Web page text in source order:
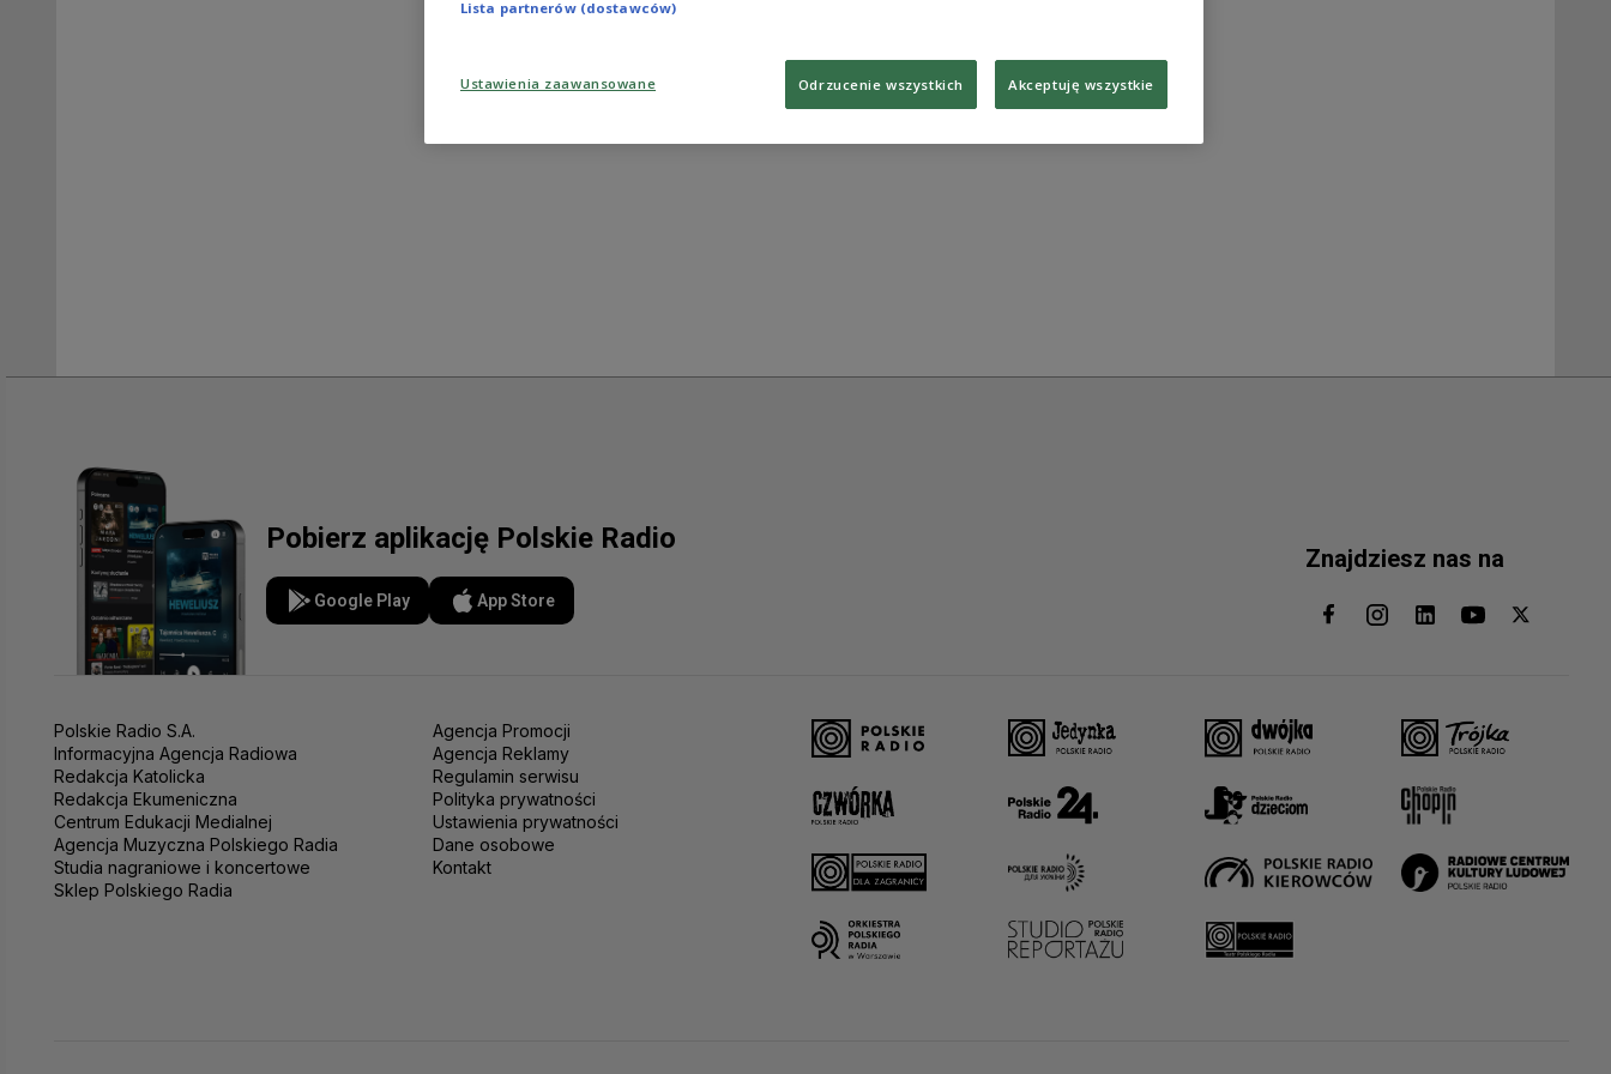
Pobierz aplikację Polskie Radio
Google Play App Store
Znajdziesz nas na
Polskie Radio S.A.
Informacyjna Agencja Radiowa
Redakcja Katolicka
Redakcja Ekumeniczna
Centrum Edukacji Medialnej
Agencja Muzyczna Polskiego Radia
Studia nagraniowe i koncertowe
Sklep Polskiego Radia
Agencja Promocji
Agencja Reklamy
Regulamin serwisu
Polityka prywatności
Ustawienia prywatności
Dane osobowe
Kontakt
Lista partnerów (dostawców)
Ustawienia zaawansowane Odrzucenie wszystkich Akceptuję wszystkie